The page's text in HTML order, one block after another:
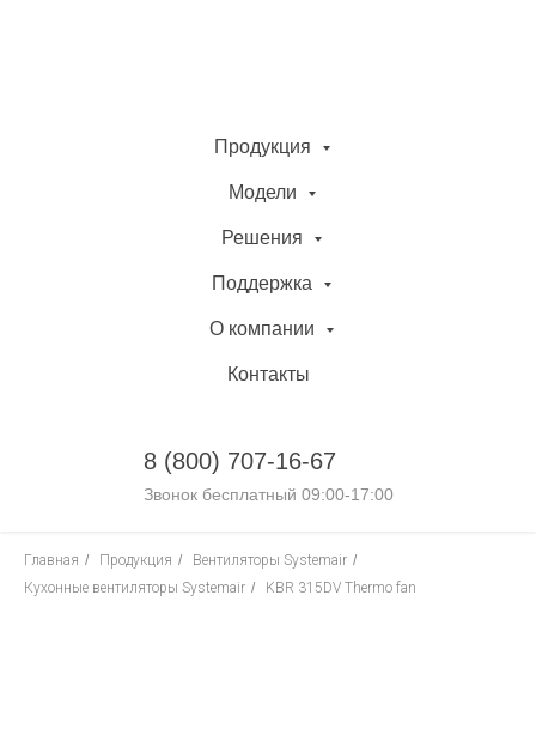
Продукция
Модели
Решения
Поддержка
О компании
Контакты
8 (800) 707-16-67
Звонок бесплатный 09:00-17:00
Главная / Продукция / Вентиляторы Systemair /
Кухонные вентиляторы Systemair / KBR 315DV Thermo fan